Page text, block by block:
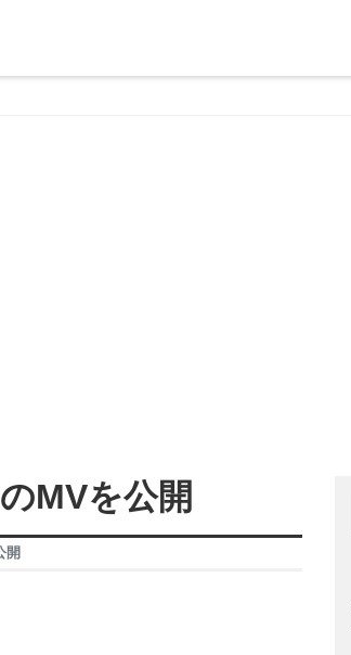
MVを公開
開